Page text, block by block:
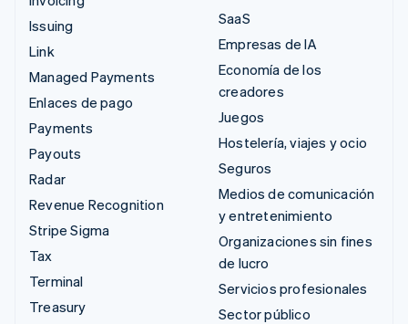
Issuing
Link
Managed Payments
Enlaces de pago
Payments
Payouts
Radar
Revenue Recognition
Stripe Sigma
Tax
Terminal
Treasury
SaaS
Empresas de IA
Economía de los
creadores
Juegos
Hostelería, viajes y ocio
Seguros
Medios de comunicación
y entretenimiento
Organizaciones sin fines
de lucro
Servicios profesionales
Sector público